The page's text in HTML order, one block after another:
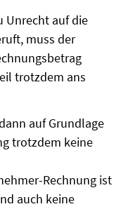
Unrecht auf die
muss der
trotzdem ans
auf Grundlage
trotzdem keine
Rechnung ist
auch keine